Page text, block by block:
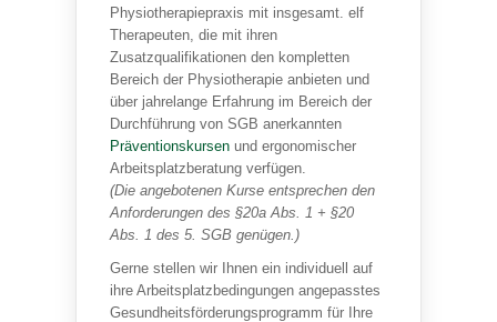
Physiotherapiepraxis mit insgesamt. elf
Therapeuten, die mit ihren
Zusatzqualifikationen den kompletten
Bereich der Physiotherapie anbieten und
über jahrelange Erfahrung im Bereich der
Durchführung von SGB anerkannten
Präventionskursen und ergonomischer
Arbeitsplatzberatung verfügen.
(Die angebotenen Kurse entsprechen den
Anforderungen des §20a Abs. 1 + §20
Abs. 1 des 5. SGB genügen.)
Gerne stellen wir Ihnen ein individuell auf
ihre Arbeitsplatzbedingungen angepasstes
Gesundheitsförderungsprogramm für Ihre